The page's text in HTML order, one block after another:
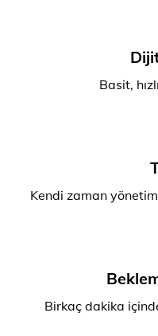
Basit,
Kendi zaman
Birkaç dakika